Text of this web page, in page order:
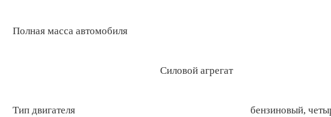
Полная масса автомобиля
Силовой агрегат
Тип двигателя бензиновый,